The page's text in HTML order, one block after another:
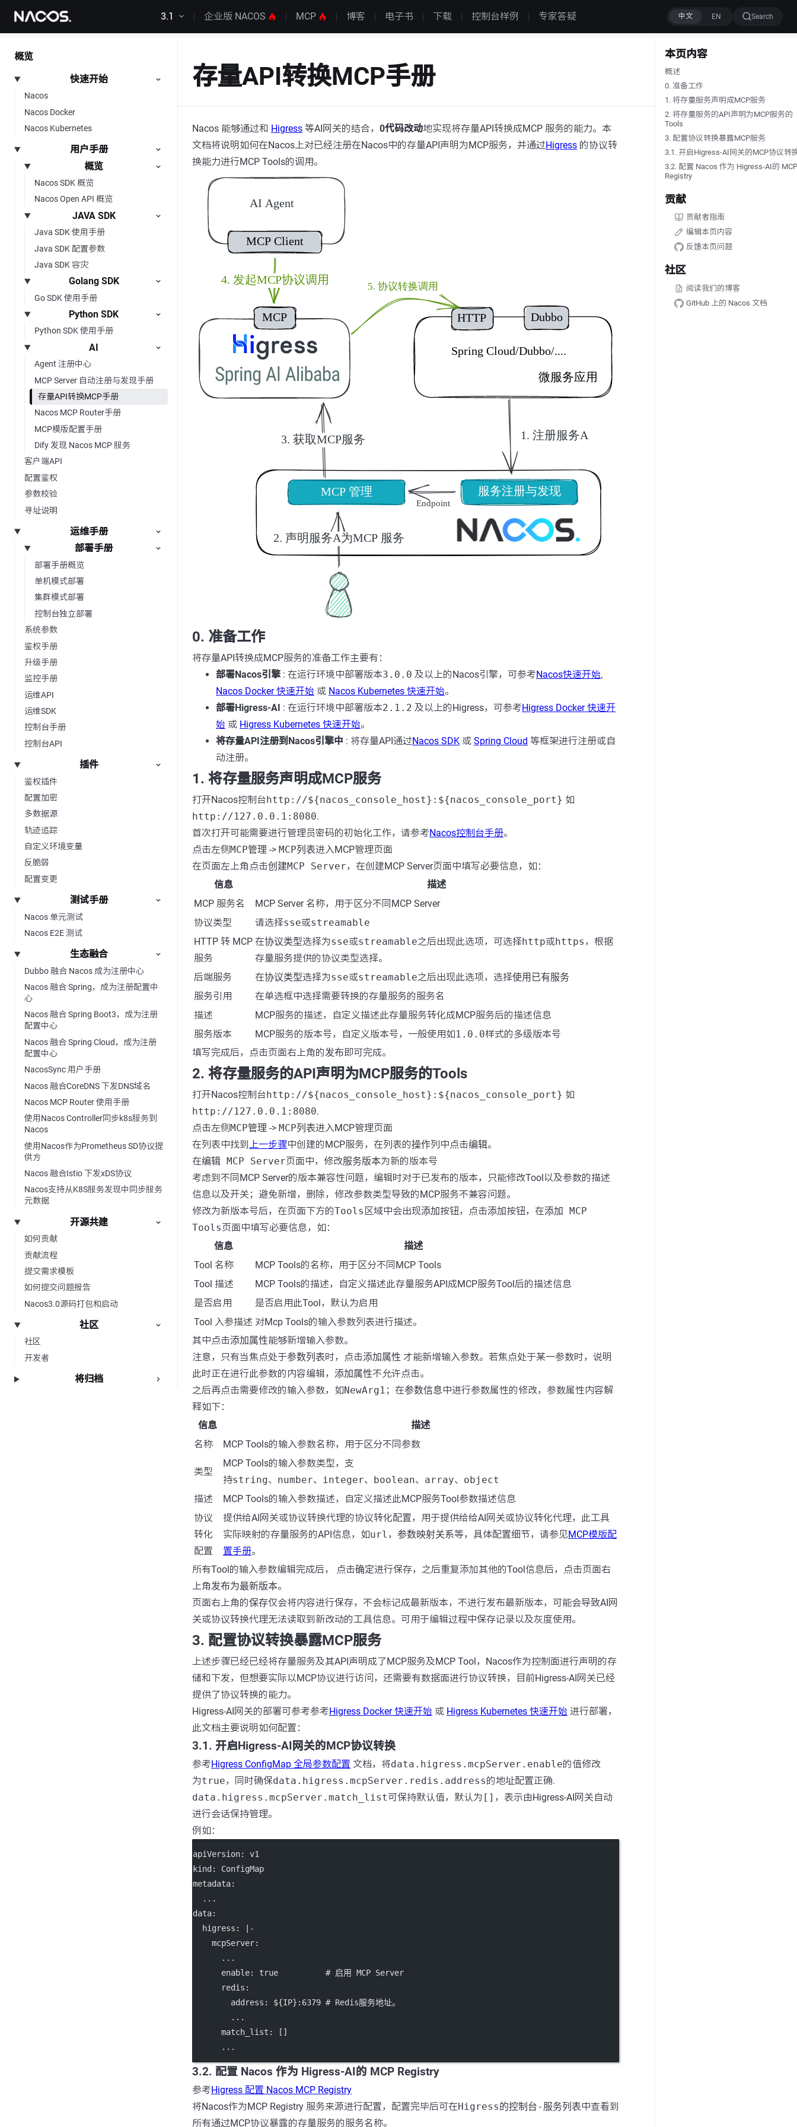
跳转到内容 3.1 企业版 NACOS MCP 博客 电子书 下载 控制台样例 专家答疑 Search
概览
快速开始
Nacos
Nacos Docker
Nacos Kubernetes
用户手册
概览
Nacos SDK 概览
Nacos Open API 概览
JAVA SDK
Java SDK 使用手册
Java SDK 配置参数
Java SDK 容灾
Golang SDK
Go SDK 使用手册
Python SDK
Python SDK 使用手册
AI
Agent 注册中心
MCP Server 自动注册与发现手册
存量API转换MCP手册
Nacos MCP Router手册
MCP模版配置手册
Dify 发现 Nacos MCP 服务
客户端API
配置鉴权
参数校验
寻址说明
运维手册
部署手册
部署手册概览
单机模式部署
集群模式部署
控制台独立部署
系统参数
鉴权手册
升级手册
监控手册
运维API
运维SDK
控制台手册
控制台API
插件
鉴权插件
配置加密
多数据源
轨迹追踪
自定义环境变量
反脆弱
配置变更
测试手册
Nacos 单元测试
Nacos E2E 测试
生态融合
Dubbo 融合 Nacos 成为注册中心
Nacos 融合 Spring，成为注册配置中
心
Nacos 融合 Spring Boot3，成为注册
配置中心
Nacos 融合 Spring Cloud，成为注册
配置中心
NacosSync 用户手册
Nacos 融合CoreDNS 下发DNS域名
Nacos MCP Router 使用手册
使用Nacos Controller同步k8s服务到
Nacos
使用Nacos作为Prometheus SD协议提
供方
Nacos 融合Istio 下发xDS协议
Nacos支持从K8S服务发现中同步服务
元数据
开源共建
如何贡献
贡献流程
提交需求模板
如何提交问题报告
Nacos3.0源码打包和启动
社区
社区
开发者
将归档
本页内容
概述
0. 准备工作
1. 将存量服务声明成MCP服务
2. 将存量服务的API声明为MCP服务的
Tools
3. 配置协议转换暴露MCP服务
3.1. 开启Higress-AI网关的MCP协议转
3.2. 配置 Nacos 作为 Higress-AI的 MCP
Registry
贡献
贡献者指南
编辑本页内容
反馈本页问题
社区
阅读我们的博客
GitHub 上的 Nacos 文档
存量API转换MCP手册
Nacos 能够通过和 Higress 等AI网关的结合， 0代码改动地实现将存量API转换成MCP 服务的能力。本
文档将说明如何在Nacos上对已经注册在Nacos中的存量API声明为MCP服务，并通过Higress 的协议转
换能力进行MCP Tools的调用。
0. 准备工作
将存量API转换成MCP服务的准备工作主要有：
部署Nacos引擎: 在运行环境中部署版本3.0.0 及以上的Nacos引擎，可参考Nacos快速开始,
Nacos Docker 快速开始 或 Nacos Kubernetes 快速开始。
部署Higress-AI : 在运行环境中部署版本2.1.2 及以上的Higress，可参考Higress Docker 快速开
始 或 Higress Kubernetes 快速开始。
将存量API注册到Nacos引擎中 : 将存量API通过Nacos SDK 或 Spring Cloud 等框架进行注册或自
动注册。
1. 将存量服务声明成MCP服务
打开Nacos控制台http://${nacos_console_host}:${nacos_console_port} 如
http://127.0.0.1:8080.
首次打开可能需要进行管理员密码的初始化工作，请参考Nacos控制台手册。
点击左侧 MCP管理 -> MCP列表进入MCP管理页面
在页面左上角点击创建MCP Server，在创建MCP Server页面中填写必要信息，如：
信息
描述
MCP 服务名
MCP Server 名称，用于区分不同MCP Server
协议类型
请选择sse或streamable
HTTP 转 MCP
服务
在协议类型选择为sse或streamable之后出现此选项，可选择http或https ，根据
存量服务提供的协议类型选择。
后端服务
在协议类型选择为sse或streamable之后出现此选项，选择使用已有服务
服务引用
在单选框中选择需要转换的存量服务的服务名
描述
MCP服务的描述，自定义描述此存量服务转化成MCP服务后的描述信息
服务版本
MCP服务的版本号，自定义版本号，一般使用如1.0.0样式的多级版本号
填写完成后，点击页面右上角的发布即可完成。
2. 将存量服务的API声明为MCP服务的Tools
打开Nacos控制台http://${nacos_console_host}:${nacos_console_port} 如
http://127.0.0.1:8080.
点击左侧 MCP管理 -> MCP列表进入MCP管理页面
在列表中找到 上一步骤中创建的MCP服务，在列表的操作列中点击编辑。
在编辑 MCP Server页面中，修改服务版本为新的版本号
考虑到不同MCP Server的版本兼容性问题，编辑时对于已发布的版本，只能修改Tool以及参数的描述
信息以及开关；避免新增，删除，修改参数类型导致的MCP服务不兼容问题。
修改为新版本号后，在页面下方的Tools 区域中会出现添加按钮，点击添加按钮，在添加 MCP
Tools页面中填写必要信息，如：
信息
描述
Tool 名称
MCP Tools的名称，用于区分不同MCP Tools
Tool 描述
MCP Tools的描述，自定义描述此存量服务API成MCP服务Tool后的描述信息
是否启用
是否启用此Tool，默认为启用
Tool 入参描述 对Mcp Tools的输入参数列表进行描述。
其中点击添加属性能够新增输入参数。
注意，只有当焦点处于参数列表时，点击添加属性 才能新增输入参数。若焦点处于某一参数时，说明
此时正在进行此参数的内容编辑， 添加属性不允许点击。
之后再点击需要修改的输入参数，如NewArg1 ；在参数信息中进行参数属性的修改，参数属性内容解
释如下：
信息
描述
名称
MCP Tools的输入参数名称，用于区分不同参数
类型
MCP Tools的输入参数类型，支
持string、 number、 integer、 boolean、 array、 object
描述
MCP Tools的输入参数描述，自定义描述此MCP服务Tool参数描述信息
协议
转化
配置
提供给AI网关或协议转换代理的协议转化配置，用于提供给给AI网关或协议转化代理，此工具
实际映射的存量服务的API信息，如url ， 参数映射关系等，具体配置细节，请参见MCP模版配
置手册。
所有Tool的输入参数编辑完成后， 点击确定进行保存，之后重复添加其他的Tool信息后，点击页面右
上角发布为最新版本。
页面右上角的保存仅会将内容进行保存，不会标记成最新版本，不进行发布最新版本，可能会导致AI网
关或协议转换代理无法读取到新改动的工具信息。可用于编辑过程中保存记录以及灰度使用。
3. 配置协议转换暴露MCP服务
上述步骤已经已经将存量服务及其API声明成了MCP服务及MCP Tool，Nacos作为控制面进行声明的存
储和下发，但想要实际以MCP协议进行访问，还需要有数据面进行协议转换，目前Higress-AI网关已经
提供了协议转换的能力。
Higress-AI网关的部署可参考参考Higress Docker 快速开始 或 Higress Kubernetes 快速开始 进行部署，
此文档主要说明如何配置：
3.1. 开启Higress-AI网关的MCP协议转换
参考Higress ConfigMap 全局参数配置 文档，将data.higress.mcpServer.enable的值修改
为true，同时确保data.higress.mcpServer.redis.address的地址配置正确.
data.higress.mcpServer.match_list可保持默认值，默认为 [] ，表示由Higress-AI网关自动
进行会话保持管理。
例如：
apiVersion: v1
kind : ConfigMap
metadata:
...
data:
higress :
|-
    mcpServer:
      ...
      enable: true          # 启用 MCP Server
      redis:
        address: ${IP}:6379 # Redis服务地址。
        ...
      match_list: []
      ...
3.2. 配置 Nacos 作为 Higress-AI的 MCP Registry
参考Higress 配置 Nacos MCP Registry
将Nacos作为MCP Registry 服务来源进行配置，配置完毕后可在Higress的控制台-服务列表中查看到
所有通过MCP协议暴露的存量服务的服务名称。